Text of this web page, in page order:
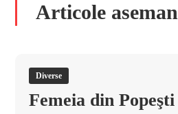
Articole
Diverse
Femeia din